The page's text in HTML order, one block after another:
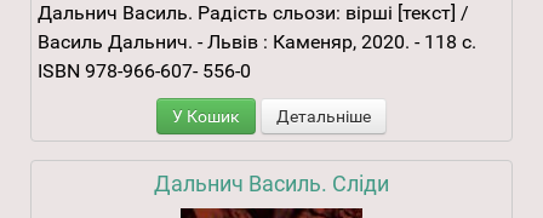
Дальнич Василь. Радість сльози: вірші [текст] /
Василь Дальнич. - Львів : Каменяр, 2020. - 118 с.
ISBN 978-966-607- 556-0
У Кошик Детальніше
Дальнич Василь. Сліди